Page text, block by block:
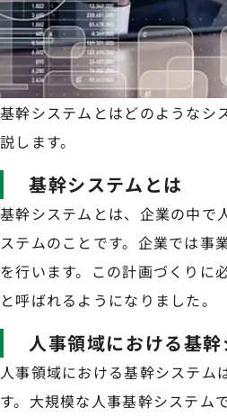
基幹システムとはどのようなシ
説します。
基幹システムとは
基幹システムとは、企業の中で
ステムのことです。企業では事
を行います。この計画づくりに
と呼ばれるようになりました。
人事領域における基
人事領域における基幹システム
す。大規模な人事基幹システム